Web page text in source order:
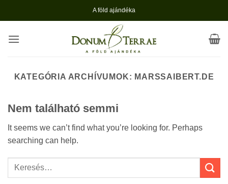
A föld ajándéka
KATEGÓRIA ARCHÍVUMOK: MARSSAIBERT.DE
Nem található semmi
It seems we can’t find what you’re looking for. Perhaps
searching can help.